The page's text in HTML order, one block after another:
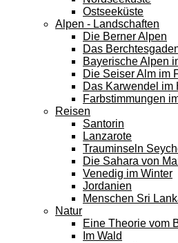
Ostseeküste
Alpen - Landschaften
Die Berner Alpen
Das
Bayerische Alpen
Die Seiser Alm im
Das Karwendel im
Farbstimmungen
Reisen
Santorin
Lanzarote
Trauminseln
Die Sahara von
Venedig im Winter
Jordanien
Menschen Sri
Natur
Eine Theorie vom
Im Wald